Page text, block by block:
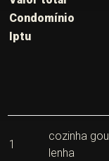
Condomínio
Iptu
1
cozinha
lenha